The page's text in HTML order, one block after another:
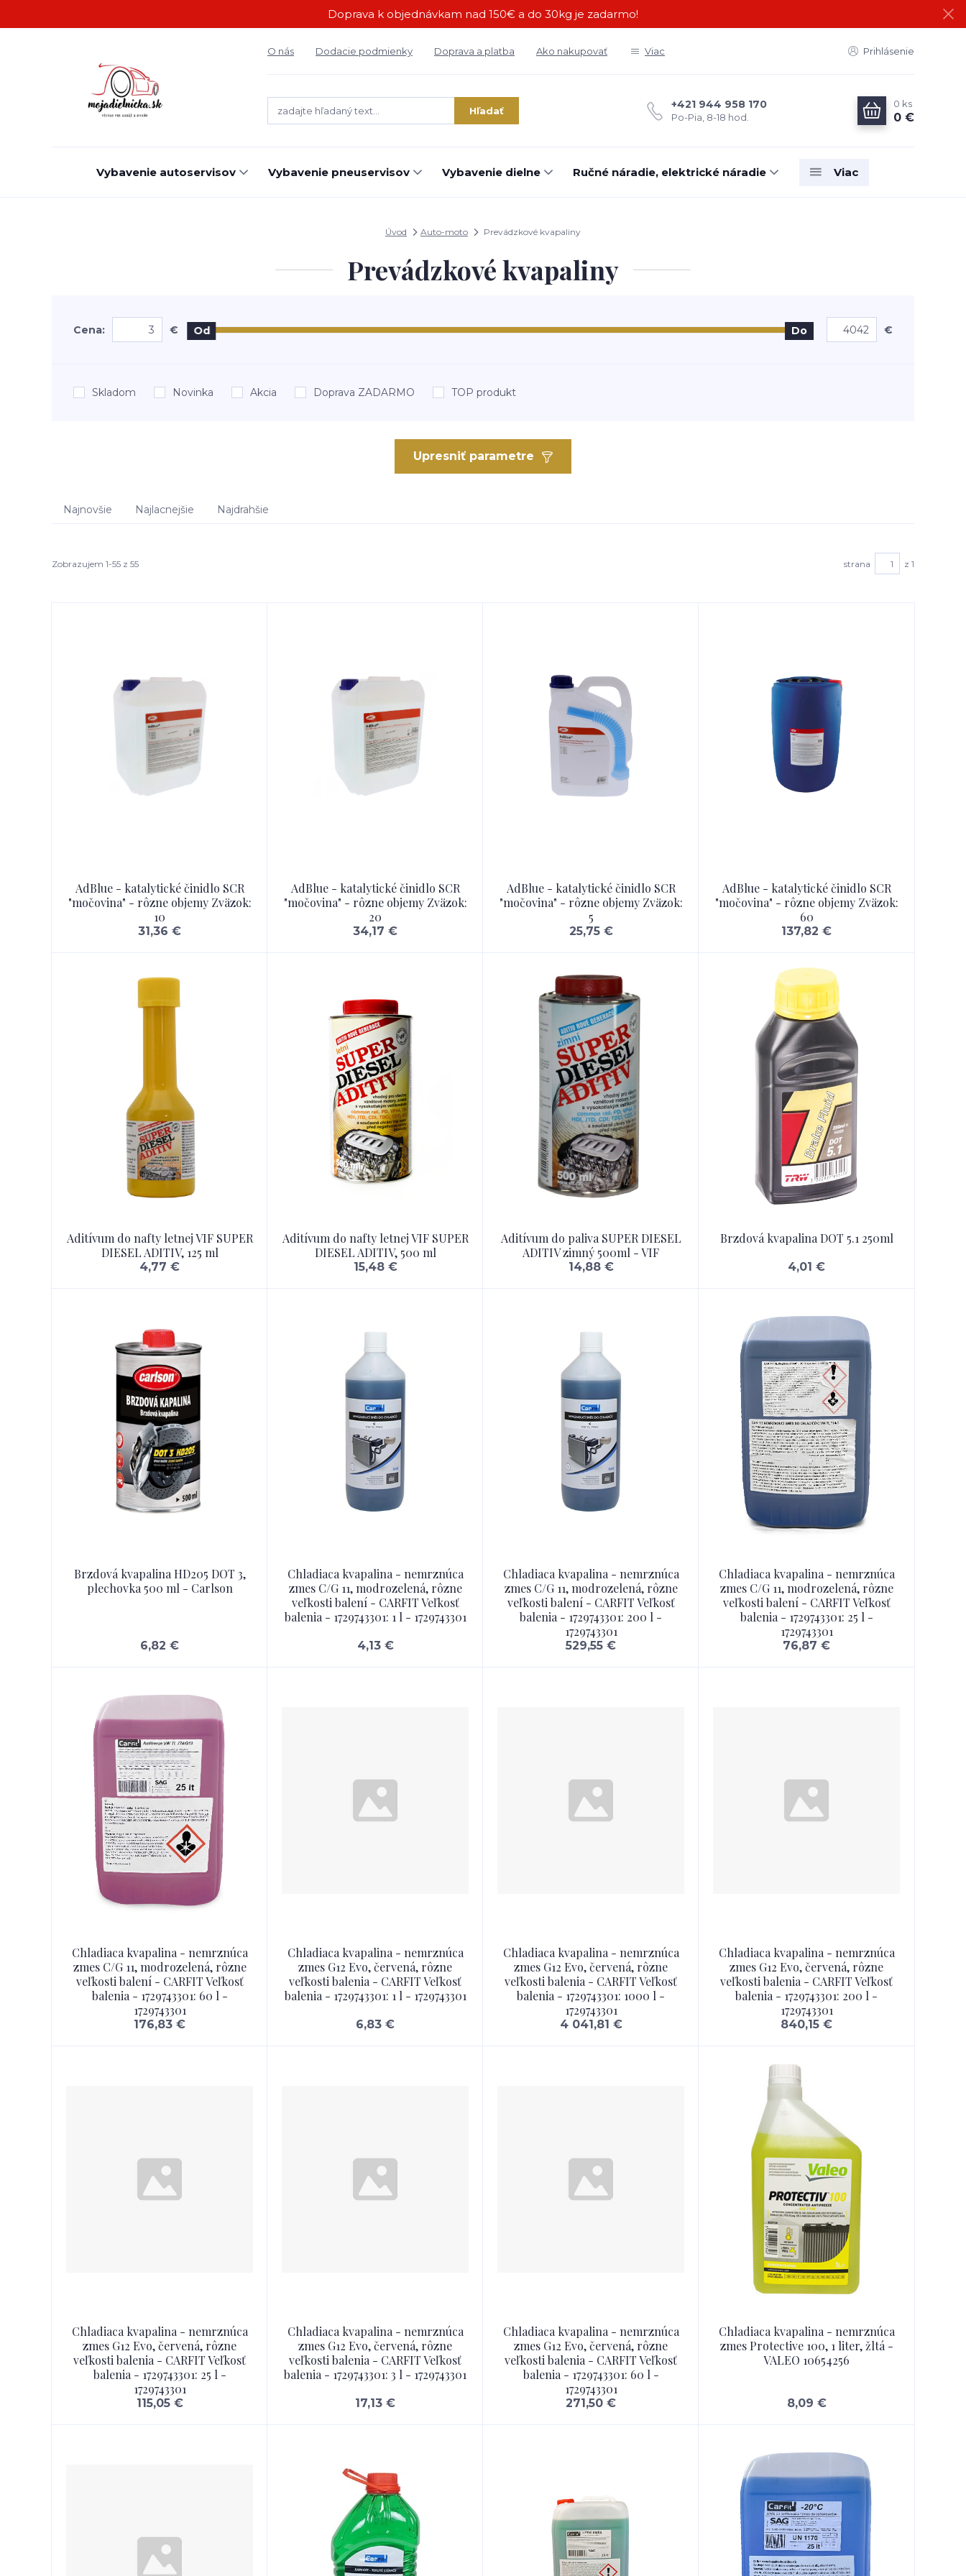
Doprava k objednávkam nad 150€ a do 30kg je zadarmo!
O nás Dodacie podmienky Doprava a platba Ako nakupovať Viac Prihlásenie
Hľadať +421 944 958 170
Po-Pia, 8-18 hod.
0 ks
0 €
Vybavenie autoservisov Vybavenie pneuservisov Vybavenie dielne Ručné náradie, elektrické náradie Viac
Úvod Auto-moto Prevádzkové kvapaliny
Prevádzkové kvapaliny
Upresniť parametre
Cena: € Od Do €
Skladom Novinka Akcia Doprava ZADARMO TOP produkt
Najnovšie Najlacnejšie Najdrahšie
Zobrazujem 1-55 z 55 strana z 1
AdBlue - katalytické činidlo SCR
"močovina" - rôzne objemy Zväzok:
10
31,36 €
AdBlue - katalytické činidlo SCR
"močovina" - rôzne objemy Zväzok:
20
34,17 €
AdBlue - katalytické činidlo SCR
"močovina" - rôzne objemy Zväzok:
5
25,75 €
AdBlue - katalytické činidlo SCR
"močovina" - rôzne objemy Zväzok:
60
137,82 €
Aditívum do nafty letnej VIF SUPER
DIESEL ADITIV, 125 ml
4,77 €
Aditívum do nafty letnej VIF SUPER
DIESEL ADITIV, 500 ml
15,48 €
Aditívum do paliva SUPER DIESEL
ADITIV zimný 500ml - VIF
14,88 €
Brzdová kvapalina DOT 5.1 250ml
4,01 €
Brzdová kvapalina HD205 DOT 3,
plechovka 500 ml - Carlson
6,82 €
Chladiaca kvapalina - nemrznúca
zmes C/G 11, modrozelená, rôzne
veľkosti balení - CARFIT Veľkosť
balenia - 1729743301: 1 l - 1729743301
4,13 €
Chladiaca kvapalina - nemrznúca
zmes C/G 11, modrozelená, rôzne
veľkosti balení - CARFIT Veľkosť
balenia - 1729743301: 200 l -
1729743301
529,55 €
Chladiaca kvapalina - nemrznúca
zmes C/G 11, modrozelená, rôzne
veľkosti balení - CARFIT Veľkosť
balenia - 1729743301: 25 l -
1729743301
76,87 €
Chladiaca kvapalina - nemrznúca
zmes C/G 11, modrozelená, rôzne
veľkosti balení - CARFIT Veľkosť
balenia - 1729743301: 60 l -
1729743301
176,83 €
Chladiaca kvapalina - nemrznúca
zmes G12 Evo, červená, rôzne
veľkosti balenia - CARFIT Veľkosť
balenia - 1729743301: 1 l - 1729743301
6,83 €
Chladiaca kvapalina - nemrznúca
zmes G12 Evo, červená, rôzne
veľkosti balenia - CARFIT Veľkosť
balenia - 1729743301: 1000 l -
1729743301
4 041,81 €
Chladiaca kvapalina - nemrznúca
zmes G12 Evo, červená, rôzne
veľkosti balenia - CARFIT Veľkosť
balenia - 1729743301: 200 l -
1729743301
840,15 €
Chladiaca kvapalina - nemrznúca
zmes G12 Evo, červená, rôzne
veľkosti balenia - CARFIT Veľkosť
balenia - 1729743301: 25 l -
1729743301
115,05 €
Chladiaca kvapalina - nemrznúca
zmes G12 Evo, červená, rôzne
veľkosti balenia - CARFIT Veľkosť
balenia - 1729743301: 3 l - 1729743301
17,13 €
Chladiaca kvapalina - nemrznúca
zmes G12 Evo, červená, rôzne
veľkosti balenia - CARFIT Veľkosť
balenia - 1729743301: 60 l -
1729743301
271,50 €
Chladiaca kvapalina - nemrznúca
zmes Protective 100, 1 liter, žltá -
VALEO 10654256
8,09 €